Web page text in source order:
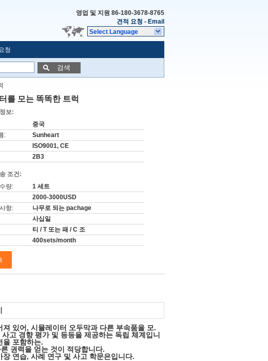
영업 및 지원 86-180-3678-8765
견적 요청 - Email
Select Language
청
검색
를 모는 똑똑한 트럭
보:
중국
:
Sunheart
ISO9001, CE
2B3
조건:
량:
1 세트
2000-3000USD
항:
나무로 되는 pachage
사십일
티 / T 또는 패 / C 조
400sets/month
있어, 시뮬레이터 오두막과 다른 부속품을 모.
고 경향 평가 및 등등을 제공하는 독립 체계입니
을 포함하는.
권력을 얻는 것이 적당합니다.
연습, 사례 연구 및 사고 학문은입니다.